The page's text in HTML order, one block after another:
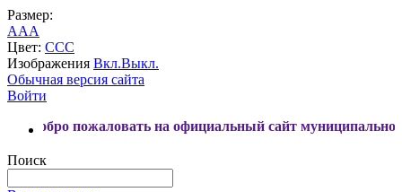
Размер:
AAA
Цвет: CCC
Изображения Вкл.Выкл.
Обычная версия сайта
Войти
пожаловать на официальный сайт муниципального
Поиск